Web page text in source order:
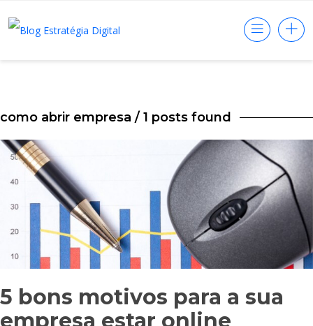
como abrir empresa / 1 posts found
5 bons motivos para a sua
empresa estar online